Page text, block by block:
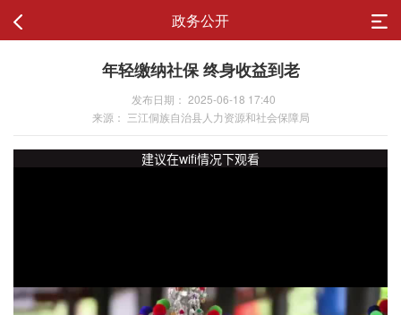
政务公开
年轻缴纳社保 终身收益到老
发布日期： 2025-06-18 17:40
来源： 三江侗族自治县人力资源和社会保障局